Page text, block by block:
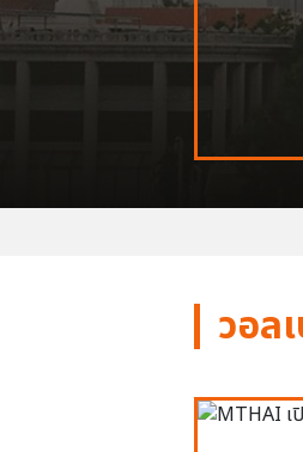
วอล